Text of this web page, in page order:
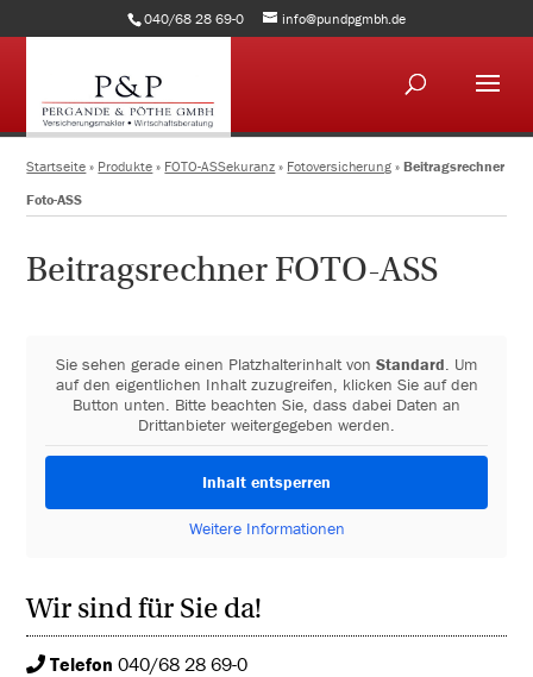
040/68 28 69-0 info@pundpgmbh.de
Startseite » Produkte » FOTO-ASSekuranz » Fotoversicherung »Beitragsrechner
Foto-ASS
Beitragsrechner FOTO-ASS
Sie sehen gerade einen Platzhalterinhalt von Standard. Um
auf den eigentlichen Inhalt zuzugreifen, klicken Sie auf den
Button unten. Bitte beachten Sie, dass dabei Daten an
Drittanbieter weitergegeben werden.
Inhalt entsperren
Weitere Informationen
Wir sind für Sie da!
Telefon 040/68 28 69-0